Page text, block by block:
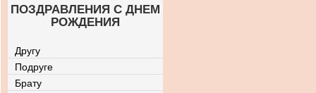
ПОЗДРАВЛЕНИЯ С ДНЕМ
РОЖДЕНИЯ
Другу
Подруге
Брату